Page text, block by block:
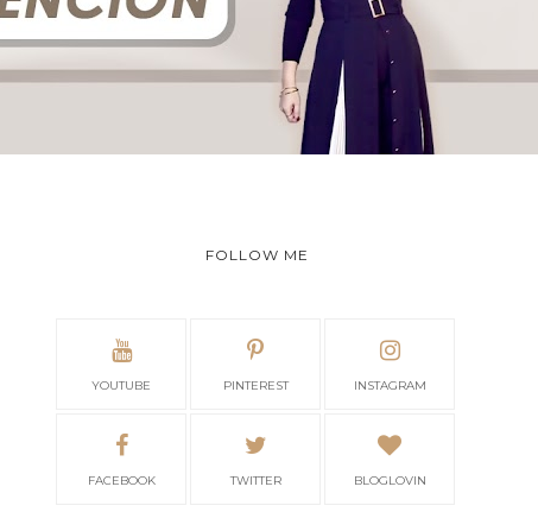
FOLLOW ME
YOUTUBE PINTEREST INSTAGRAM
FACEBOOK TWITTER BLOGLOVIN